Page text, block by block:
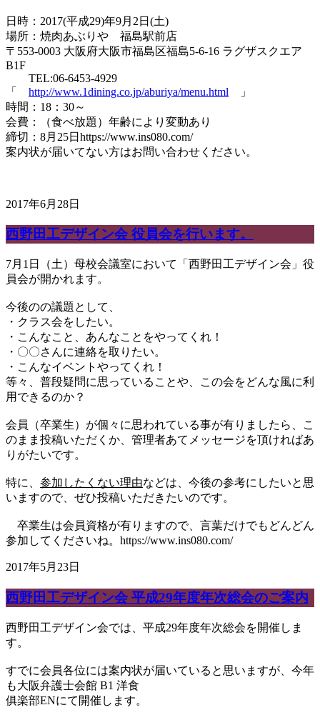
日時：2017(平成29)年9月2日(土)
場所：焼肉あぶりや 福島駅前店
〒553-0003 大阪府大阪市福島区福島5-6-16 ラグザスクエア
B1F
TEL:06-6453-4929
「 http://www.1dining.co.jp/aburiya/menu.html 」
時間：18：30～
会費：（食べ放題）年齢により変動あり
締切：8月25日https://www.ins080.com/
案内状が届いてない方はお問い合わせください。
2017年6月28日
西野田工デザイン会 役員会を行います。
7月1日（土）母校会議室において「西野田工デザイン会」役
員会が開かれます。
今後のの議題として、
・クラス会をしたい。
・こんなこと、あんなことをやってくれ！
・〇〇さんに連絡を取りたい。
・こんなイベントやってくれ！
等々、普段疑問に思っていることや、この会をどんな風に利
用できるのか？
会員（卒業生）が個々に思われている事が有りましたら、こ
のまま投稿いただくか、管理者あてメッセージを頂ければあ
りがたいです。
特に、 参加したくない理由などは、今後の参考にしたいと思
いますので、ぜひ投稿いただきたいのです。
卒業生は会員資格が有りますので、言葉だけでもどんどん
参加してくださいね。https://www.ins080.com/
2017年5月23日
西野田工デザイン会 平成29年度年次総会のご案内
西野田工デザイン会では、平成29年度年次総会を開催しま
す。
すでに会員各位には案内状が届いていると思いますが、今年
も大阪弁護士会館 B1 洋食
俱楽部ENにて開催します。